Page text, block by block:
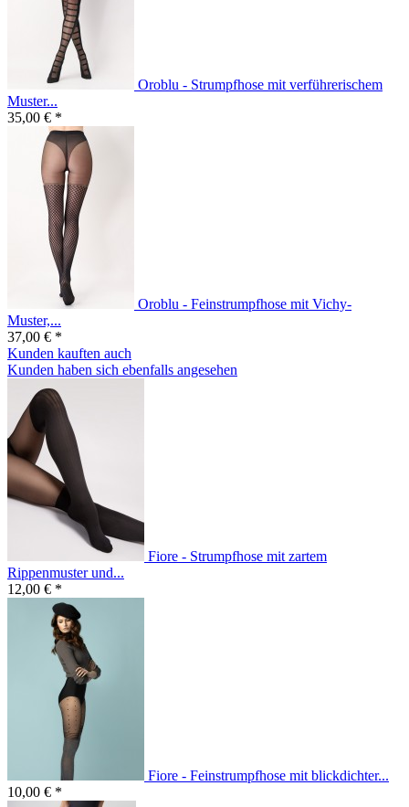
Oroblu - Strumpfhose mit verführerischem
Muster...
35,00 € *
Oroblu - Feinstrumpfhose mit Vichy-
Muster,...
37,00 € *
Kunden kauften auch
Kunden haben sich ebenfalls angesehen
Fiore - Strumpfhose mit zartem
Rippenmuster und...
12,00 € *
Fiore - Feinstrumpfhose mit blickdichter...
10,00 € *